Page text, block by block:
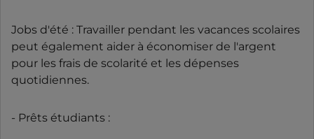
Jobs d'été : Travailler pendant les vacances scolaires
peut également aider à économiser de l'argent
pour les frais de scolarité et les dépenses
quotidiennes.
- Prêts étudiants :